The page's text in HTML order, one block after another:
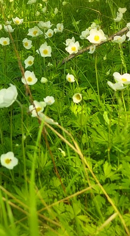
概要 お問い合わせ
Pin it